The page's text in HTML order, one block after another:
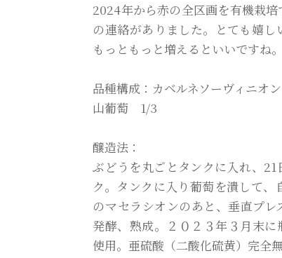
2024年から赤の全区画を有機栽
の連絡がありました。とても嬉
もっともっと増えるといいですね。
品種構成：カベルネソーヴィニ
山葡萄 1/3
醸造法：
ぶどうを丸ごとタンクに入れ、
ク。タンクに入り葡萄を潰して
のマセラシオンのあと、垂直プ
発酵、熟成。２０２３年３月末
使用。亜硫酸（二酸化硫黄）完全無